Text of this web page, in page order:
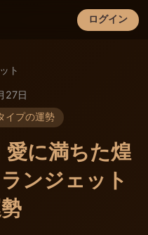
ログイン
×
ト
27日
イプの運勢
に満ちた煌
ンジェット